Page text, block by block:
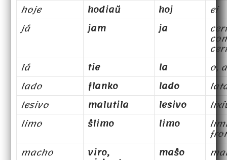
hoje hodiaŭ hoj
ei
já
jam ja
lá
tie la
o,
lado
flanko lado
lesivo
malutila lesivo
limo
ŝlimo limo
macho
viro, maŝo